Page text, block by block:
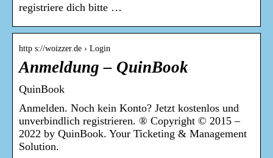
registriere dich bitte …
http s://woizzer.de › Login
Anmeldung – QuinBook
QuinBook
Anmelden. Noch kein Konto? Jetzt kostenlos und
unverbindlich registrieren. ® Copyright © 2015 –
2022 by QuinBook. Your Ticketing & Management
Solution.